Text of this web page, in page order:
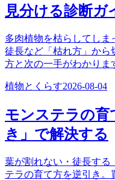
見分ける診断ガ
多肉植物を枯らしてしま
徒長など「枯れ方」から
方と次の一手がわかりま
植物とくらす2026-08-04
モンステラの育
き」で解決する
葉が割れない・徒長する
テラの育て方を逆引き。